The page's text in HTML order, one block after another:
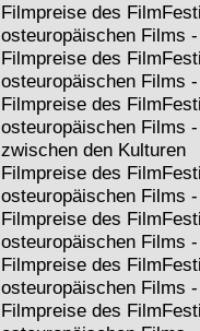
Filmpreise des
osteuropäischen Films
Filmpreise des
osteuropäischen Films
Filmpreise des
osteuropäischen Films
zwischen den Kulturen
Filmpreise des
osteuropäischen Films
Filmpreise des
osteuropäischen Films
Filmpreise des
osteuropäischen Films
Filmpreise des